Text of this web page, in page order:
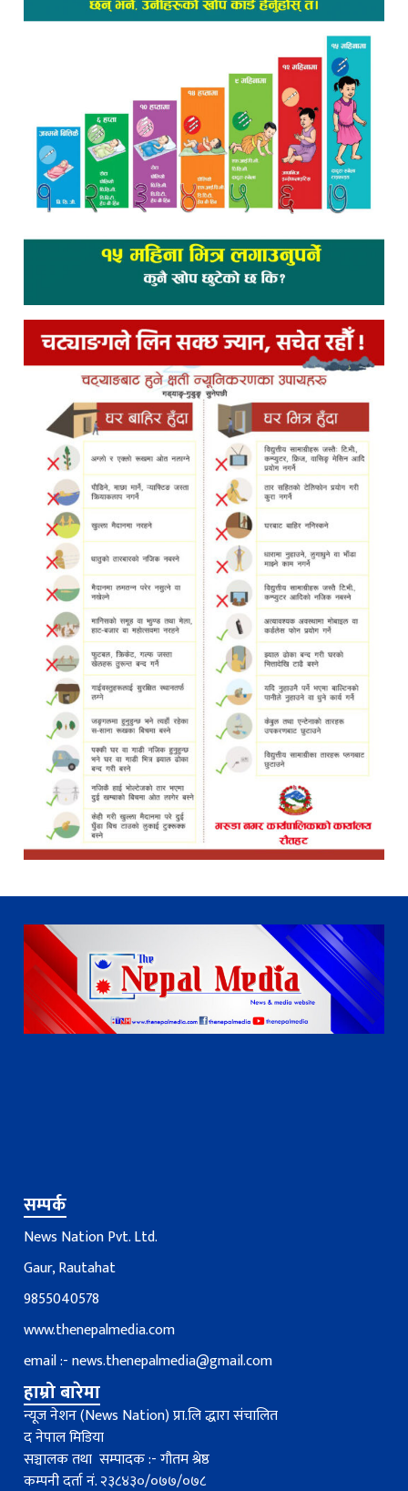
सम्पर्क
News Nation Pvt. Ltd.
Gaur, Rautahat
9855040578
www.thenepalmedia.com
email :-news.thenepalmedia@gmail.com
हाम्रो बारेमा
न्यूज नेशन (News Nation) प्रा.लि द्धारा संचालित
द नेपाल मिडिया
सञ्चालक तथा सम्पादक :- गौतम श्रेष्ठ
कम्पनी दर्ता नं. २३८४३०/०७७/०७८